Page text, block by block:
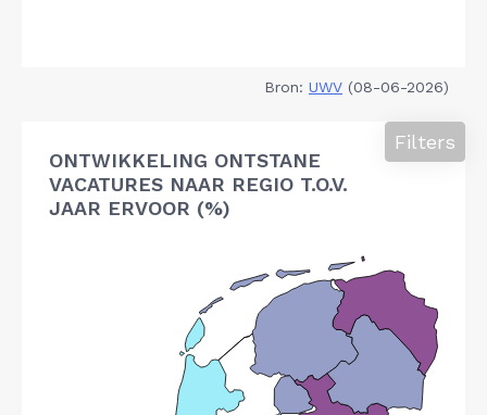
Bron: UWV (08-06-2026)
ONTWIKKELING ONTSTANE
VACATURES NAAR REGIO T.O.V.
JAAR ERVOOR (%)
Filters